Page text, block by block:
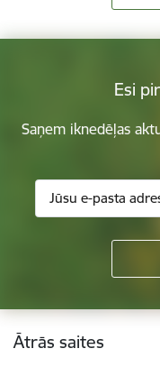
Esi
Saņem iknedēļas
Kājene
Ātrās saites